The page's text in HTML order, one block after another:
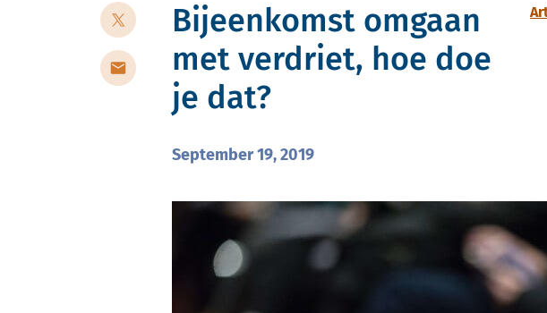
Bijeenkomst omgaan
met verdriet, hoe doe
je dat?
September 19, 2019